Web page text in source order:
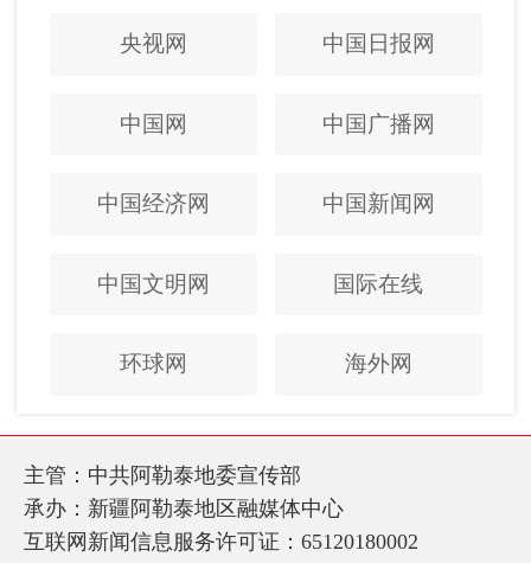
央视网 中国日报网
中国网 中国广播网
中国经济网 中国新闻网
中国文明网 国际在线
环球网 海外网
主管：中共阿勒泰地委宣传部
承办：新疆阿勒泰地区融媒体中心
互联网新闻信息服务许可证：65120180002